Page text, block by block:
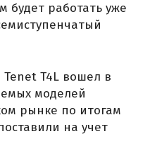
будет работать уже
Tenet T4L вошел в
моделей
рынке по итогам
на учет